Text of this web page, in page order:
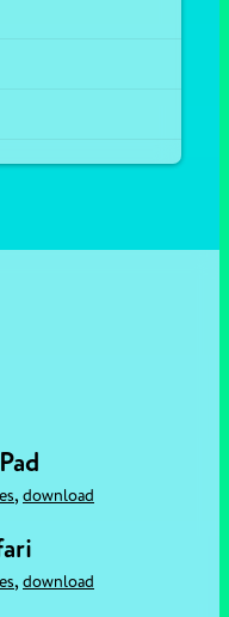
, download
, download